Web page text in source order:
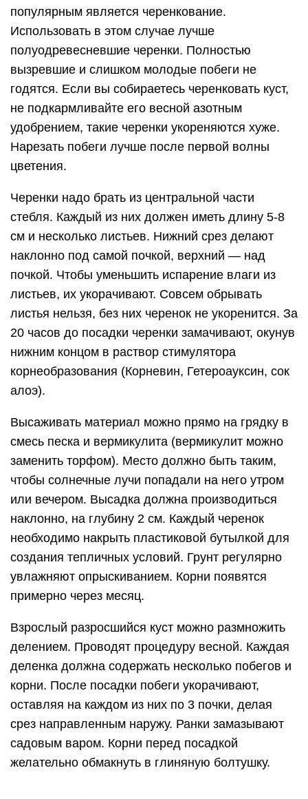
популярным является черенкование.
Использовать в этом случае лучше
полуодревесневшие черенки. Полностью
вызревшие и слишком молодые побеги не
годятся. Если вы собираетесь черенковать куст,
не подкармливайте его весной азотным
удобрением, такие черенки укореняются хуже.
Нарезать побеги лучше после первой волны
цветения.
Черенки надо брать из центральной части
стебля. Каждый из них должен иметь длину 5-8
см и несколько листьев. Нижний срез делают
наклонно под самой почкой, верхний — над
почкой. Чтобы уменьшить испарение влаги из
листьев, их укорачивают. Совсем обрывать
листья нельзя, без них черенок не укоренится. За
20 часов до посадки черенки замачивают, окунув
нижним концом в раствор стимулятора
корнеобразования (Корневин, Гетероауксин, сок
алоэ).
Высаживать материал можно прямо на грядку в
смесь песка и вермикулита (вермикулит можно
заменить торфом). Место должно быть таким,
чтобы солнечные лучи попадали на него утром
или вечером. Высадка должна производиться
наклонно, на глубину 2 см. Каждый черенок
необходимо накрыть пластиковой бутылкой для
создания тепличных условий. Грунт регулярно
увлажняют опрыскиванием. Корни появятся
примерно через месяц.
Взрослый разросшийся куст можно размножить
делением. Проводят процедуру весной. Каждая
деленка должна содержать несколько побегов и
корни. После посадки побеги укорачивают,
оставляя на каждом из них по 3 почки, делая
срез направленным наружу. Ранки замазывают
садовым варом. Корни перед посадкой
желательно обмакнуть в глиняную болтушку.